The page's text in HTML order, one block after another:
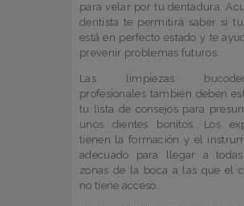
para velar por tu dentadura.
dentista te permitirá saber si
está en perfecto estado y te
prevenir problemas futuros.
Las limpiezas
profesionales también deben
tu lista de consejos para
unos dientes bonitos. Los
tienen la formación y el
adecuado para llegar a
zonas de la boca a las que el
no tiene acceso.